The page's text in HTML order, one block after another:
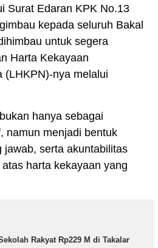
Surat Edaran KPK No.13
kepada seluruh Bakal
untuk segera
Harta Kekayaan
(LHKPN)-nya melalui
hanya sebagai
namun menjadi bentuk
jawab, serta akuntabilitas
harta kekayaan yang
Rakyat Rp229 M di Takalar